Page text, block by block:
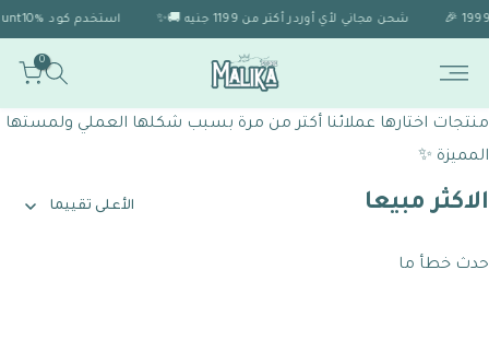
استخدم كود Discount10% 🎁 للحصول على خصم 10% لو الاوردر اكتر من 1999 🎉 شحن مجاني لأي أوردر أكتر من 1199 جنيه 🚚✨
0
منتجات اختارها عملائنا أكتر من مرة بسبب شكلها العملي ولمستها
المميزة ✨
الاكثر مبيعا الأعلى تقييما
حدث خطأ ما